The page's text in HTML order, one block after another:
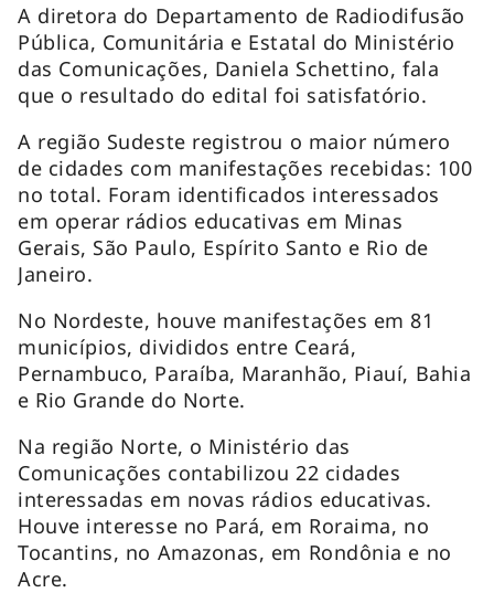
A diretora do Departamento de Radiodifusão
Pública, Comunitária e Estatal do Ministério
das Comunicações, Daniela Schettino, fala
que o resultado do edital foi satisfatório.
A região Sudeste registrou o maior número
de cidades com manifestações recebidas: 100
no total. Foram identificados interessados
em operar rádios educativas em Minas
Gerais, São Paulo, Espírito Santo e Rio de
Janeiro.
No Nordeste, houve manifestações em 81
municípios, divididos entre Ceará,
Pernambuco, Paraíba, Maranhão, Piauí, Bahia
e Rio Grande do Norte.
Na região Norte, o Ministério das
Comunicações contabilizou 22 cidades
interessadas em novas rádios educativas.
Houve interesse no Pará, em Roraima, no
Tocantins, no Amazonas, em Rondônia e no
Acre.